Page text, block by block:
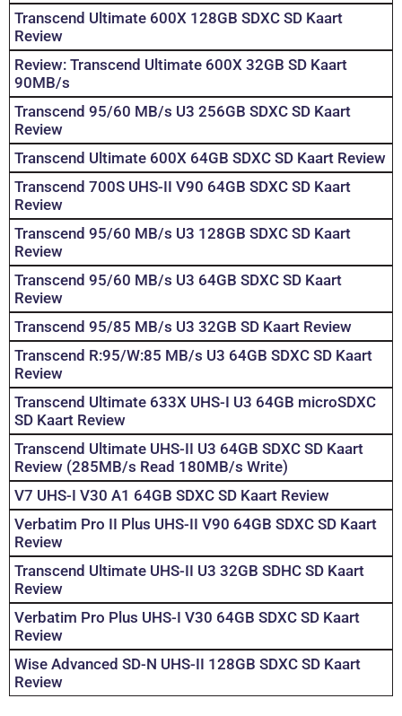
Transcend Ultimate 600X 128GB SDXC SD Kaart
Review
Review: Transcend Ultimate 600X 32GB SD Kaart
90MB/s
Transcend 95/60 MB/s U3 256GB SDXC SD Kaart
Review
Transcend Ultimate 600X 64GB SDXC SD Kaart Review
Transcend 700S UHS-II V90 64GB SDXC SD Kaart
Review
Transcend 95/60 MB/s U3 128GB SDXC SD Kaart
Review
Transcend 95/60 MB/s U3 64GB SDXC SD Kaart
Review
Transcend 95/85 MB/s U3 32GB SD Kaart Review
Transcend R:95/W:85 MB/s U3 64GB SDXC SD Kaart
Review
Transcend Ultimate 633X UHS-I U3 64GB microSDXC
SD Kaart Review
Transcend Ultimate UHS-II U3 64GB SDXC SD Kaart
Review (285MB/s Read 180MB/s Write)
V7 UHS-I V30 A1 64GB SDXC SD Kaart Review
Verbatim Pro II Plus UHS-II V90 64GB SDXC SD Kaart
Review
Transcend Ultimate UHS-II U3 32GB SDHC SD Kaart
Review
Verbatim Pro Plus UHS-I V30 64GB SDXC SD Kaart
Review
Wise Advanced SD-N UHS-II 128GB SDXC SD Kaart
Review